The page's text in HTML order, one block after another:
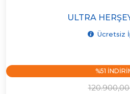
ULTRA
Ücretsiz
%51